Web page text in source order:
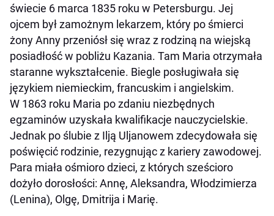
świecie 6 marca 1835 roku w Petersburgu. Jej
ojcem był zamożnym lekarzem, który po śmierci
żony Anny przeniósł się wraz z rodziną na wiejską
posiadłość w pobliżu Kazania. Tam Maria otrzymała
staranne wykształcenie. Biegle posługiwała się
językiem niemieckim, francuskim i angielskim.
W 1863 roku Maria po zdaniu niezbędnych
egzaminów uzyskała kwalifikacje nauczycielskie.
Jednak po ślubie z Ilją Uljanowem zdecydowała się
poświęcić rodzinie, rezygnując z kariery zawodowej.
Para miała ośmioro dzieci, z których sześcioro
dożyło dorosłości: Annę, Aleksandra, Włodzimierza
(Lenina), Olgę, Dmitrija i Marię.